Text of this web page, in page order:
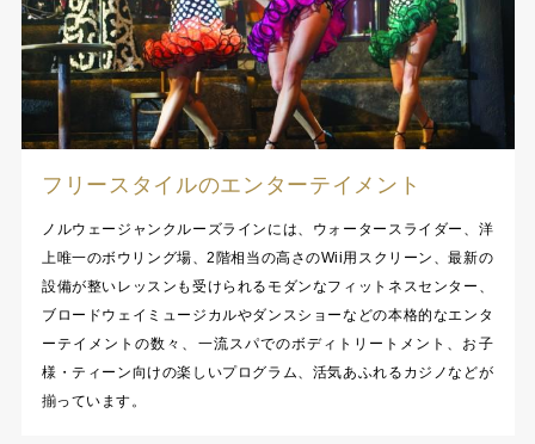
フリースタイルのエンターテイメント
ノルウェージャンクルーズラインには、ウォータースライダー、洋
上唯一のボウリング場、2階相当の高さのWii用スクリーン、最新の
設備が整いレッスンも受けられるモダンなフィットネスセンター、
ブロードウェイミュージカルやダンスショーなどの本格的なエンタ
ーテイメントの数々、一流スパでのボディトリートメント、お子
様・ティーン向けの楽しいプログラム、活気あふれるカジノなどが
揃っています。